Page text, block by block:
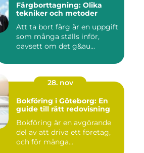
Färgborttagning: Olika
tekniker och metoder
Att ta bort färg är en uppgift
som många ställs inför,
oavsett om det g&au...
28. nov
Bokföring i Göteborg: En
guide till rätt redovisning
Bokföring är en avgörande
del av att driva ett företag,
och för många...